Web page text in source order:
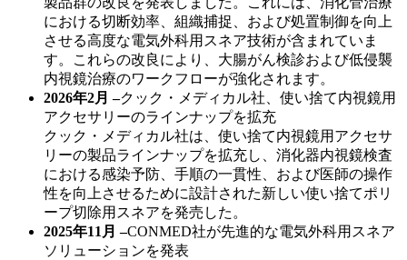
における切断効率、組織捕捉、および処置制御を向上
させる高度な電気外科用スネア技術が含まれていま
す。これらの改良により、大腸がん検診および低侵襲
内視鏡治療のワークフローが強化されます。
2026年2月 –クック・メディカル社、使い捨て内視鏡用
アクセサリーのラインナップを拡充
クック・メディカル社は、使い捨て内視鏡用アクセサ
リーの製品ラインナップを拡充し、消化器内視鏡検査
における感染予防、手順の一貫性、および医師の操作
性を向上させるために設計された新しい使い捨てポリ
ープ切除用スネアを発売した。
2025年11月 –CONMED社が先進的な電気外科用スネア
ソリューションを発表